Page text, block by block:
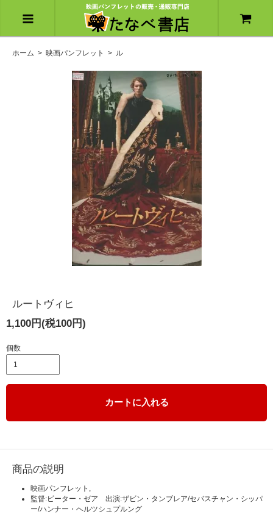
ホーム > 映画パンフレット > ル
ルートヴィヒ
1,100円(税100円)
個数
カートに入れる
商品の説明
映画パンフレット,
監督:ピーター・ゼア 出演:ザビン・タンブレア/セバスチャン・シッパ
ー/ハンナー・ヘルツシュプルング